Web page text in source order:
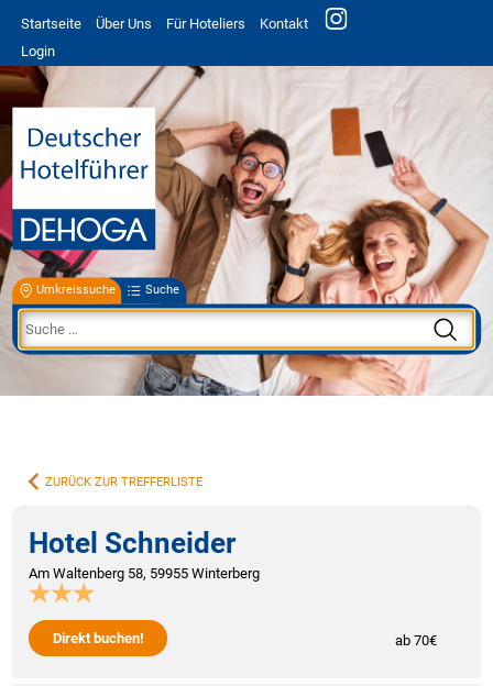
Startseite Über Uns Für Hoteliers
Kontakt
Login
Umkreissuche Suche
ZURÜCK ZUR TREFFERLISTE
Hotel Schneider
Am Waltenberg 58, 59955 Winterberg
Direkt buchen! ab 70€